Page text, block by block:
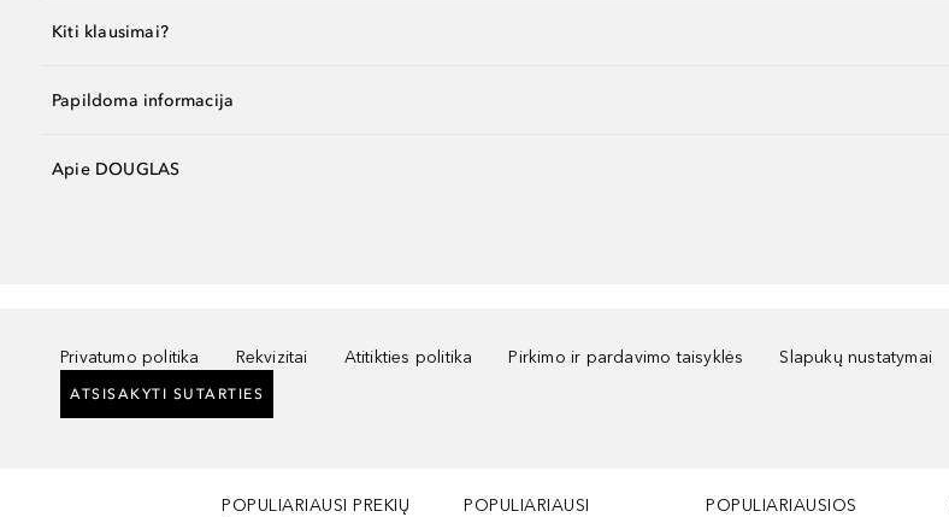
Kiti klausimai?
Papildoma informacija
Apie DOUGLAS
Privatumo politika Rekvizitai Atitikties politika Pirkimo ir pardavimo taisyklės Slapukų nustatymai
ATSISAKYTI SUTARTIES
POPULIARIAUSI PREKIŲ
POPULIARIAUSI
POPULIARIAUSIOS